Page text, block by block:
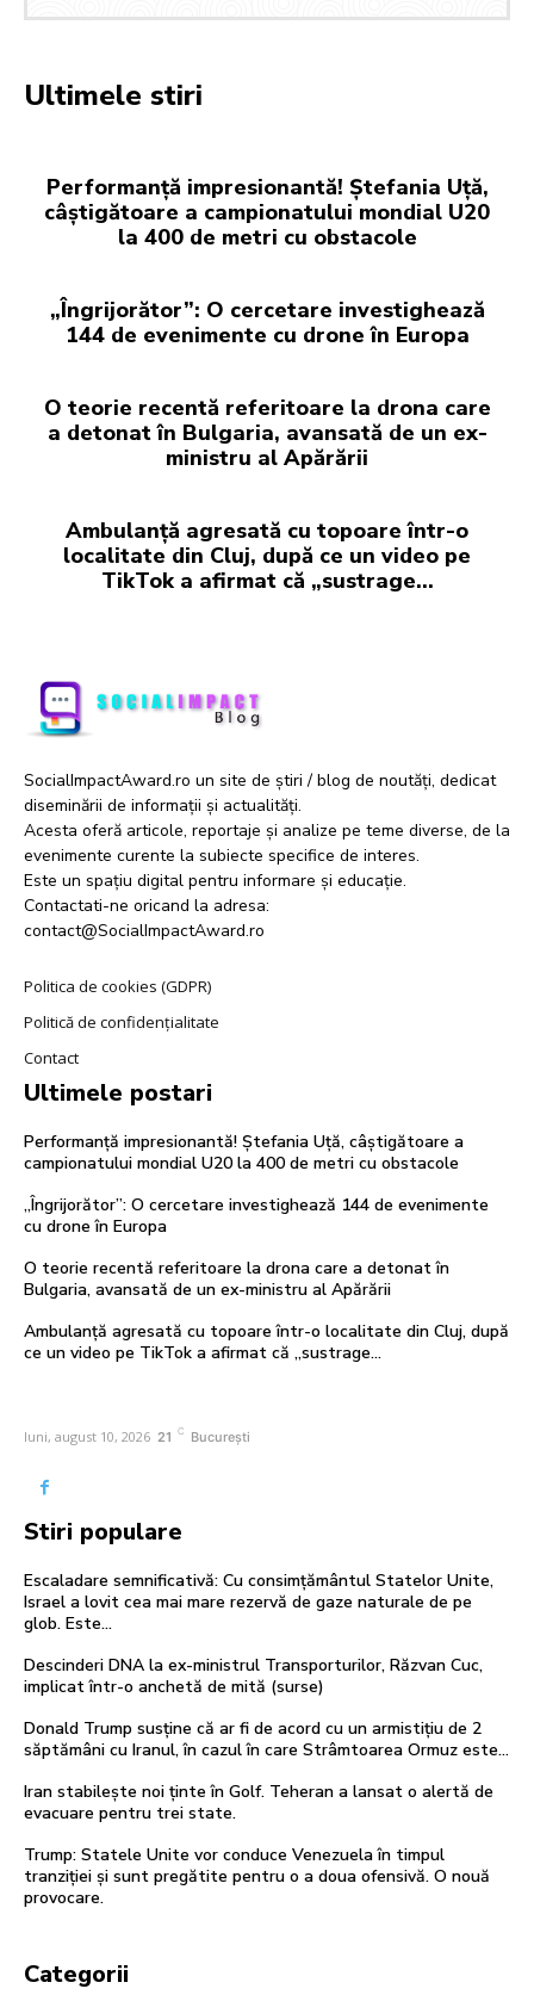
Ultimele stiri
Performanță impresionantă! Ștefania Uță,
câștigătoare a campionatului mondial U20
la 400 de metri cu obstacole
„Îngrijorător”: O cercetare investighează
144 de evenimente cu drone în Europa
O teorie recentă referitoare la drona care
a detonat în Bulgaria, avansată de un ex-
ministru al Apărării
Ambulanță agresată cu topoare într-o
localitate din Cluj, după ce un video pe
TikTok a afirmat că „sustrage…
SocialImpactAward.ro un site de știri / blog de noutăți, dedicat
diseminării de informații și actualități.
Acesta oferă articole, reportaje și analize pe teme diverse, de la
evenimente curente la subiecte specifice de interes.
Este un spațiu digital pentru informare și educație.
Contactati-ne oricand la adresa:
contact@SocialImpactAward.ro
Politica de cookies (GDPR)
Politică de confidențialitate
Contact
Ultimele postari
Performanță impresionantă! Ștefania Uță, câștigătoare a
campionatului mondial U20 la 400 de metri cu obstacole
„Îngrijorător”: O cercetare investighează 144 de evenimente
cu drone în Europa
O teorie recentă referitoare la drona care a detonat în
Bulgaria, avansată de un ex-ministru al Apărării
Ambulanță agresată cu topoare într-o localitate din Cluj, după
ce un video pe TikTok a afirmat că „sustrage…
luni, august 10, 2026 21 C București
Stiri populare
Escaladare semnificativă: Cu consimțământul Statelor Unite,
Israel a lovit cea mai mare rezervă de gaze naturale de pe
glob. Este…
Descinderi DNA la ex-ministrul Transporturilor, Răzvan Cuc,
implicat într-o anchetă de mită (surse)
Donald Trump susține că ar fi de acord cu un armistițiu de 2
săptămâni cu Iranul, în cazul în care Strâmtoarea Ormuz este…
Iran stabilește noi ținte în Golf. Teheran a lansat o alertă de
evacuare pentru trei state.
Trump: Statele Unite vor conduce Venezuela în timpul
tranziției și sunt pregătite pentru o a doua ofensivă. O nouă
provocare.
Categorii